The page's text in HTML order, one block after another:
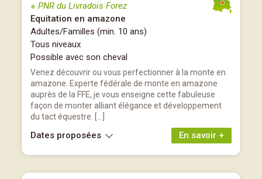
※ PNR du Livradois Forez
Equitation en amazone
Adultes/Familles (min. 10 ans)
Tous niveaux
Possible avec son cheval
Venez découvrir ou vous perfectionner à la monte en
amazone. Experte fédérale de monte en amazone
auprès de la FFE, je vous enseigne cette fabuleuse
façon de monter alliant élégance et développement
du tact équestre. […]
En savoir +
Dates proposées